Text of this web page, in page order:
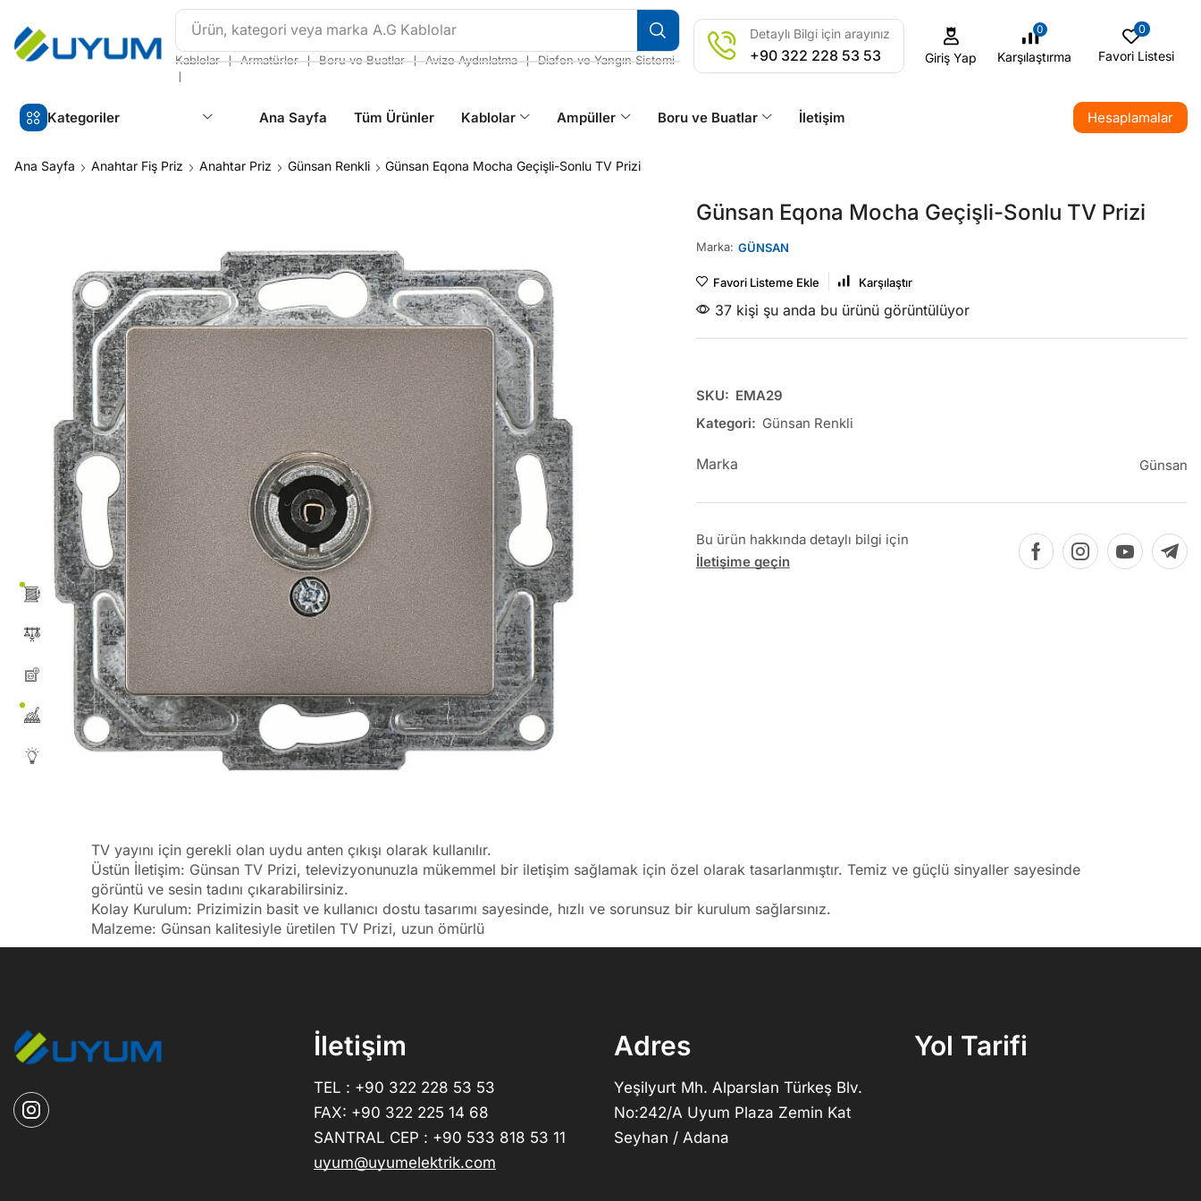
Ürün, kategori veya marka A.G Kablolar
Kablolar ❘ Armatürler ❘ Boru ve Buatlar ❘ Avize Aydınlatma ❘ Diafon ve Yangın Sistemi
❘
Detaylı Bilgi için arayınız
+90 322 228 53 53 Giriş Yap
0
Karşılaştırma
0
Favori Listesi
Kategoriler Ana Sayfa Tüm Ürünler Kablolar Ampüller Boru ve Buatlar İletişim Hesaplamalar
Ana Sayfa Anahtar Fiş Priz Anahtar Priz Günsan Renkli Günsan Eqona Mocha Geçişli-Sonlu TV Prizi
Günsan Eqona Mocha Geçişli-Sonlu TV Prizi
Marka: GÜNSAN
Favori Listeme Ekle Karşılaştır
37 kişi şu anda bu ürünü görüntülüyor
SKU: EMA29
Kategori: Günsan Renkli
Marka Günsan
Bu ürün hakkında detaylı bilgi için
İletişime geçin
TV yayını için gerekli olan uydu anten çıkışı olarak kullanılır.
Üstün İletişim: Günsan TV Prizi, televizyonunuzla mükemmel bir iletişim sağlamak için özel olarak tasarlanmıştır. Temiz ve güçlü sinyaller sayesinde
görüntü ve sesin tadını çıkarabilirsiniz.
Kolay Kurulum: Prizimizin basit ve kullanıcı dostu tasarımı sayesinde, hızlı ve sorunsuz bir kurulum sağlarsınız.
Malzeme: Günsan kalitesiyle üretilen TV Prizi, uzun ömürlü
İletişim
TEL : +90 322 228 53 53
FAX: +90 322 225 14 68
SANTRAL CEP : +90 533 818 53 11
uyum@uyumelektrik.com
Adres
Yeşilyurt Mh. Alparslan Türkeş Blv.
No:242/A Uyum Plaza Zemin Kat
Seyhan / Adana
Yol Tarifi